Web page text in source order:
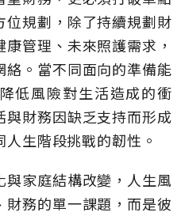
規劃，除了持續規劃財
管理、未來照護需求，
。當不同面向的準備能
低風險對生活造成的衝
財務因缺乏支持而形成
生階段挑戰的韌性。
家庭結構改變，人生風
務的單一課題，而是彼